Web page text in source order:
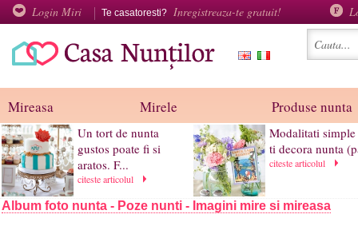
Login Miri Te casatoresti? Inregistreaza-te gratuit!
Mireasa Mirele Produse nunta
Un tort de nunta
gustos poate fi si
aratos. F...
citeste articolul
Modalitati simple
ti decora nunta
citeste articolul
Album foto nunta - Poze nunti - Imagini mire si mireasa